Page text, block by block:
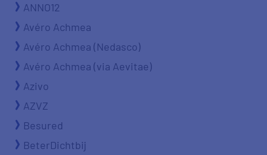
ANNO12
Avéro Achmea
Avéro Achmea (Nedasco)
Avéro Achmea (via Aevitae)
Azivo
AZVZ
Besured
BeterDichtbij